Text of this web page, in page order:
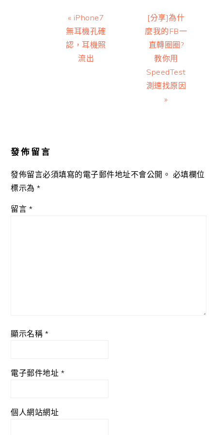
Previous
Post:
« iPhone7
無耳機孔確
認，耳機照
流出
Next
Post:
[分享]為什
麼我的FB一
直轉圈圈?
教你用
SpeedTest
測速找原因
»
發佈留言
發佈留言必須填寫的電子郵件地址不會公開。 必填欄位
標示為*
留言 *
顯示名稱 *
電子郵件地址 *
個人網站網址